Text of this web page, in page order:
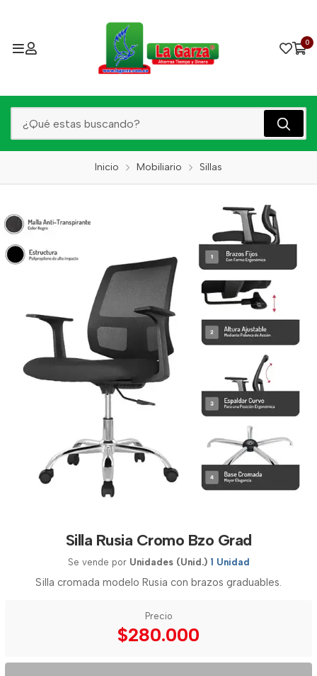
0
Inicio Mobiliario Sillas
Silla Rusia Cromo Bzo Grad
Se vende por Unidades (Unid.) 1 Unidad
Silla cromada modelo Rusia con brazos graduables.
Precio
$280.000